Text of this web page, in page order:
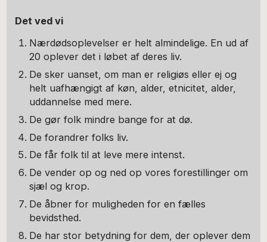
Det ved vi
Nærdødsoplevelser er helt almindelige. En ud af
20 oplever det i løbet af deres liv.
De sker uanset, om man er religiøs eller ej og
helt uafhængigt af køn, alder, etnicitet, alder,
uddannelse med mere.
De gør folk mindre bange for at dø.
De forandrer folks liv.
De får folk til at leve mere intenst.
De vender op og ned op vores forestillinger om
sjæl og krop.
De åbner for muligheden for en fælles
bevidsthed.
De har stor betydning for dem, der oplever dem